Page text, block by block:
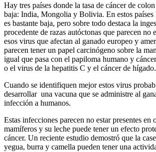
Hay tres países donde la tasa de cáncer de
baja: India, Mongolia y Bolivia. En estos países
es bastante baja, pero sobre todo destaca la
procedente de razas autóctonas que parecen no
esos virus que afectan al ganado europeo y
parecen tener un papel carcinógeno sobre la
igual que pasa con el papiloma humano y
o el virus de la hepatitis C y el cáncer de hígado.
Cuando se identifiquen mejor estos virus
desarrollar una vacuna que se administre al
infección a humanos.
Estas infecciones parecen no estar presentes en
mamíferos y su leche puede tener un efecto
cáncer. Un reciente estudio demostró que la
yegua, burra y camella pueden tener una